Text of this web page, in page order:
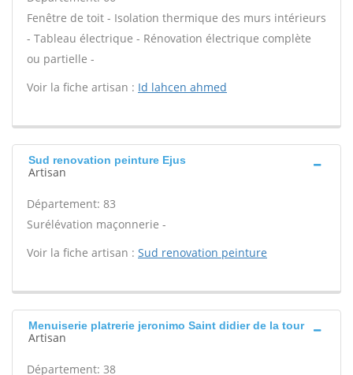
Fenêtre de toit - Isolation thermique des murs intérieurs
- Tableau électrique - Rénovation électrique complète
ou partielle -
Voir la fiche artisan : Id lahcen ahmed
Sud renovation peinture Ejus
Artisan
Département: 83
Surélévation maçonnerie -
Voir la fiche artisan : Sud renovation peinture
Menuiserie platrerie jeronimo Saint didier de la tour
Artisan
Département: 38